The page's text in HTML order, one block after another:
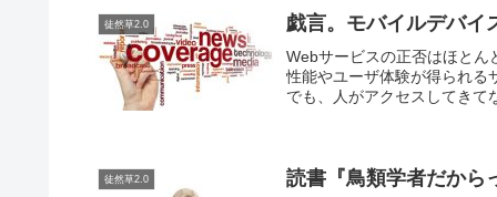
徒然草2.0 戯言。モバイルデバイ
Webサービスの正否はほとん
性能やユーザ体験が得られる
でも、人がアクセスしてきて
徒然草2.0
読書『鳥類学者だから